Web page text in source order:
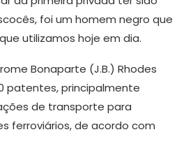
foi um homem negro que
utilizamos hoje em dia.
Bonaparte (J.B.) Rhodes
patentes, principalmente
de transporte para
ferroviários, de acordo com